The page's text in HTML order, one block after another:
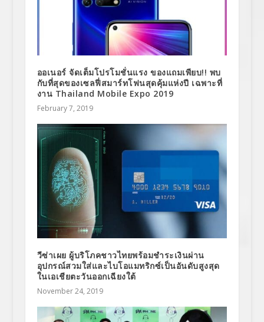
ออเนอร์ จัดเต็มโปรโมชั่นแรง ของแถมเพียบ!! พบ
กับที่สุดของเซลฟี่สมาร์ทโฟนสุดคุ้มแห่งปี เฉพาะที่
งาน Thailand Mobile Expo 2019
February 7, 2019
วีซ่าเผย ผู้บริโภคชาวไทยพร้อมชำระเงินผ่าน
อุปกรณ์สวมใส่และไบโอแมทริกซ์เป็นอันดับสูงสุด
ในเอเชียตะวันออกเฉียงใต้
November 24, 2019